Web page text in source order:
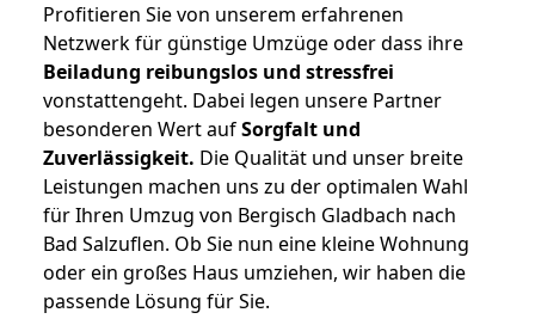
Profitieren Sie von unserem erfahrenen
Netzwerk für günstige Umzüge oder dass ihre
Beiladung reibungslos und stressfrei
vonstattengeht. Dabei legen unsere Partner
besonderen Wert aufSorgfalt und
Zuverlässigkeit. Die Qualität und unser breite
Leistungen machen uns zu der optimalen Wahl
für Ihren Umzug von Bergisch Gladbach nach
Bad Salzuflen. Ob Sie nun eine kleine Wohnung
oder ein großes Haus umziehen, wir haben die
passende Lösung für Sie.